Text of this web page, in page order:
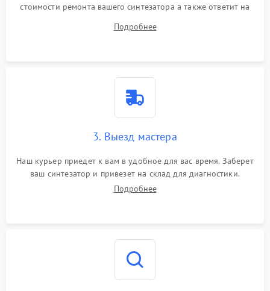
стоимости ремонта вашего синтезатора а также ответит на
Подробнее
3. Выезд мастера
Наш курьер приедет к вам в удобное для вас время. Заберет
ваш синтезатор и привезет на склад для диагностики.
Подробнее